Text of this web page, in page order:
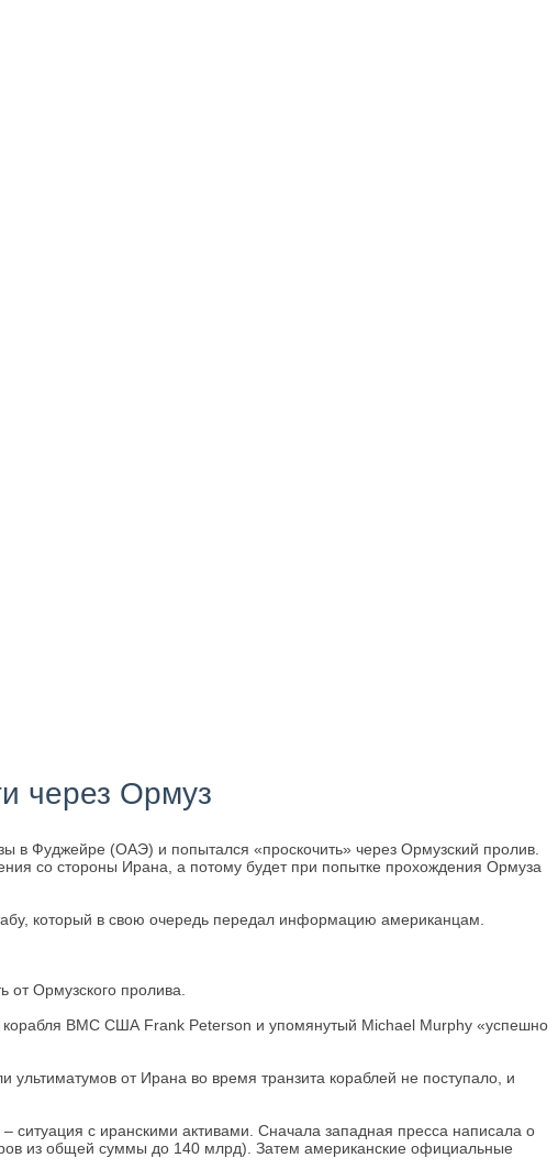
через Ормуз
в Фуджейре (ОАЭ) и попытался «проскочить» через Ормузский пролив.
со стороны Ирана, а потому будет при попытке прохождения Ормуза
который в свою очередь передал информацию американцам.
от Ормузского пролива.
корабля ВМС США Frank Peterson и упомянутый Michael Murphy «успешно
от Ирана во время транзита кораблей не поступало, и
ситуация с иранскими активами. Сначала западная пресса написала о
из общей суммы до 140 млрд). Затем американские официальные